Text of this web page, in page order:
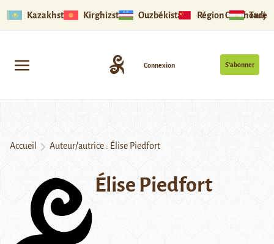
Kazakhstan Kirghizstan Ouzbékistan Région Ouïghoure
S’abonner
Connexion
Accueil Auteur/autrice : Élise Piedfort
Élise Piedfort